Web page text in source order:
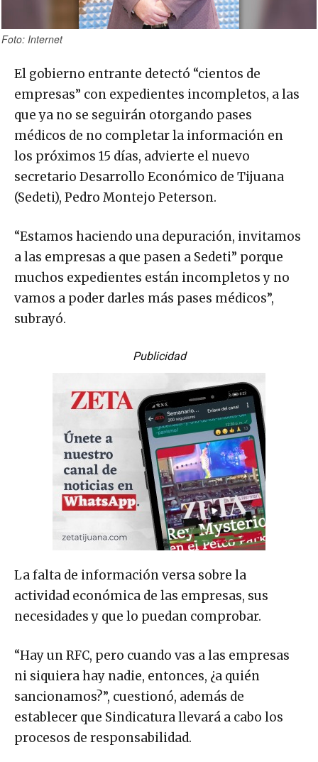
Foto: Internet
El gobierno entrante detectó “cientos de
empresas” con expedientes incompletos, a las
que ya no se seguirán otorgando pases
médicos de no completar la información en
los próximos 15 días, advierte el nuevo
secretario Desarrollo Económico de Tijuana
(Sedeti), Pedro Montejo Peterson.
“Estamos haciendo una depuración, invitamos
a las empresas a que pasen a Sedeti” porque
muchos expedientes están incompletos y no
vamos a poder darles más pases médicos”,
subrayó.
Publicidad
La falta de información versa sobre la
actividad económica de las empresas, sus
necesidades y que lo puedan comprobar.
“Hay un RFC, pero cuando vas a las empresas
ni siquiera hay nadie, entonces, ¿a quién
sancionamos?”, cuestionó, además de
establecer que Sindicatura llevará a cabo los
procesos de responsabilidad.